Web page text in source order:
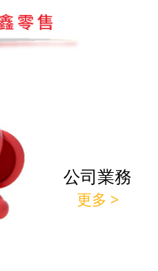
公司業務
更多 >